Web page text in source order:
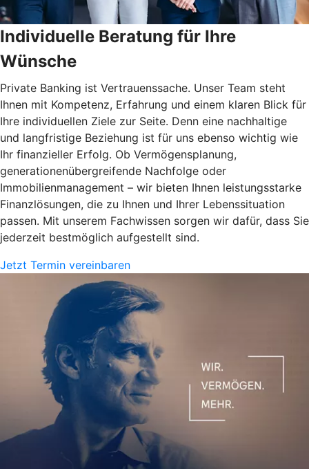
Individuelle Beratung für Ihre
Wünsche
Private Banking ist Vertrauenssache. Unser Team steht
Ihnen mit Kompetenz, Erfahrung und einem klaren Blick für
Ihre individuellen Ziele zur Seite. Denn eine nachhaltige
und langfristige Beziehung ist für uns ebenso wichtig wie
Ihr finanzieller Erfolg. Ob Vermögensplanung,
generationenübergreifende Nachfolge oder
Immobilienmanagement – wir bieten Ihnen leistungsstarke
Finanzlösungen, die zu Ihnen und Ihrer Lebenssituation
passen. Mit unserem Fachwissen sorgen wir dafür, dass Sie
jederzeit bestmöglich aufgestellt sind.
Jetzt Termin vereinbaren